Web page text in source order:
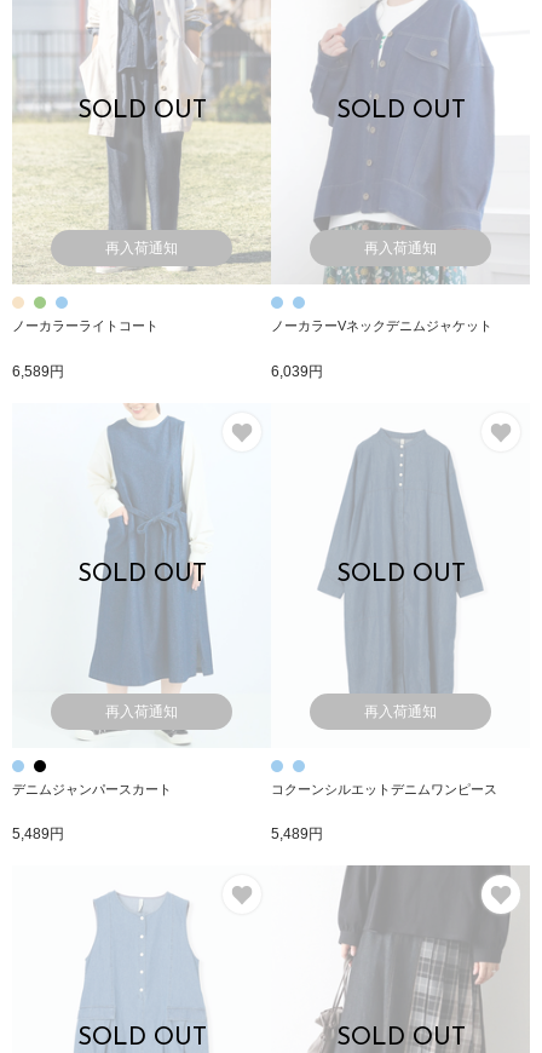
SOLD OUT
再入荷通知
ノーカラーライトコート
6,589円
SOLD OUT
再入荷通知
ノーカラーVネックデニムジャケット
6,039円
SOLD OUT
再入荷通知
デニムジャンパースカート
5,489円
SOLD OUT
再入荷通知
コクーンシルエットデニムワンピース
5,489円
SOLD OUT SOLD OUT